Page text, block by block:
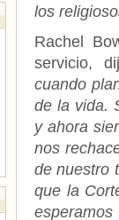
los
Rachel
servicio,
cuando
de la vida.
y ahora
nos
de nuestro
que la